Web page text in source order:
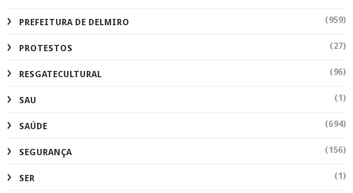
PREFEITURA DE DELMIRO (959)
PROTESTOS (27)
RESGATECULTURAL (96)
SAU (1)
SAÚDE (694)
SEGURANÇA (156)
SER (1)